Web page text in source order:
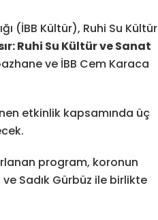
(İBB Kültür), Ruhi Su Kültür
Ruhi Su Kültür ve Sanat
ve İBB Cem Karaca
etkinlik kapsamında üç
program, koronun
Sadık Gürbüz ile birlikte